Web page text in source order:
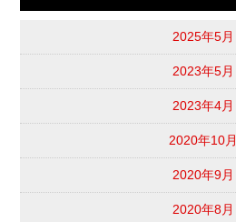
2025年5月
2023年5月
2023年4月
2020年10月
2020年9月
2020年8月